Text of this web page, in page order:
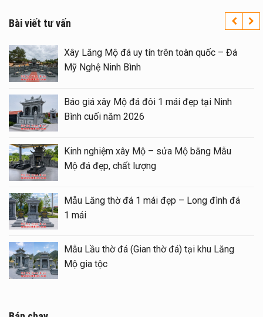
Bài viết tư vấn
Xây Lăng Mộ đá uy tín trên toàn quốc – Đá
Mỹ Nghệ Ninh Bình
Báo giá xây Mộ đá đôi 1 mái đẹp tại Ninh
Bình cuối năm 2026
Kinh nghiệm xây Mộ – sửa Mộ bằng Mẫu
Mộ đá đẹp, chất lượng
Mẫu Lăng thờ đá 1 mái đẹp – Long đình đá
1 mái
Mẫu Lầu thờ đá (Gian thờ đá) tại khu Lăng
Mộ gia tộc